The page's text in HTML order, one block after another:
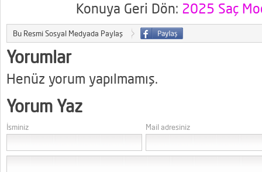
Konuya Geri Dön: 2025 Saç
Bu Resmi Sosyal Medyada Paylaş
Yorumlar
Henüz yorum yapılmamış.
Yorum Yaz
İsminiz Mail adresiniz